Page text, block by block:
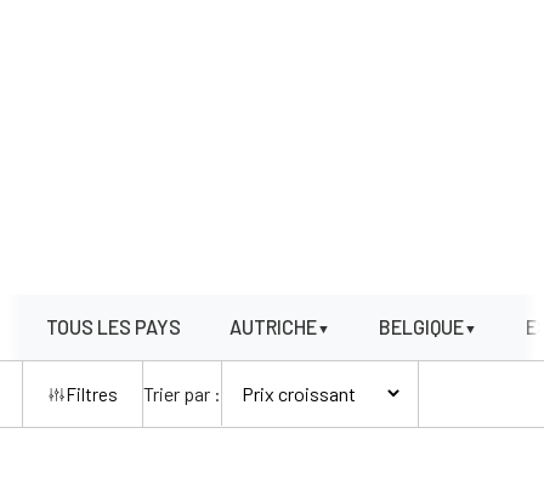
TOUS LES PAYS AUTRICHE▼ BELGIQUE▼
Filtres Trier par :